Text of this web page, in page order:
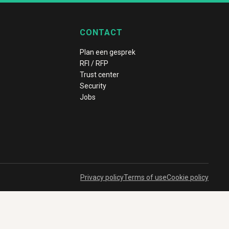
CONTACT
Plan een gesprek
RFI / RFP
Trust center
Security
Jobs
Privacy policyTerms of useCookie policy